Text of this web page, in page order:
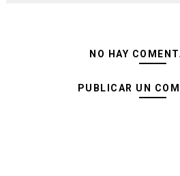
NO HAY
PUBLICAR UN